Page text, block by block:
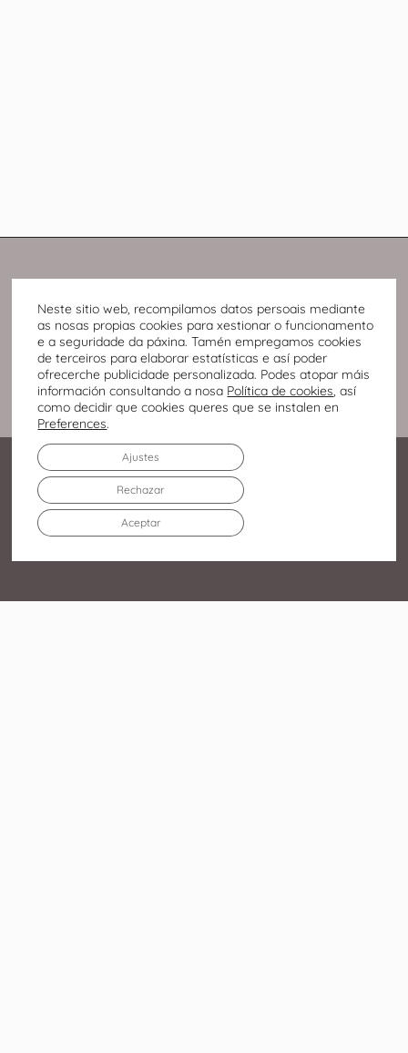
Neste sitio web, recompilamos datos persoais mediante
as nosas propias cookies para xestionar o funcionamento
e a seguridade da páxina. Tamén empregamos cookies
de terceiros para elaborar estatísticas e así poder
ofrecerche publicidade personalizada. Podes atopar máis
información consultando a nosa Política de cookies, así
como decidir que cookies queres que se instalen en
Preferences.
Aceptar
Rechazar
Ajustes